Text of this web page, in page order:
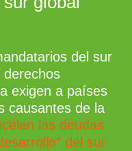
del sur
derechos
exigen a países
causantes de la
las deudas
del sur